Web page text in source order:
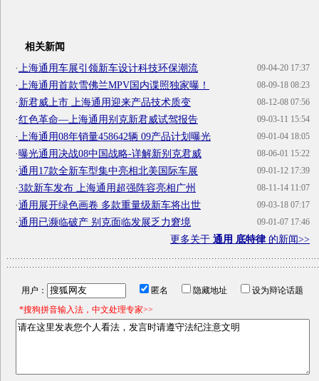
相关新闻
09-04-20 17:37
· 上海通用车展引领新车设计科技环保潮流
08-09-18 08:23
· 上海通用首款雪佛兰MPV国内谍照独家曝！
08-12-08 07:56
·新君威上市 上海通用迎来产品技术质变
09-03-11 15:54
·红色革命—上海通用别克新君威试驾报告
09-01-04 18:05
· 上海通用08年销量458642辆 09产品计划曝光
08-06-01 15:22
·曝光通用决战08中国战略-详解新别克君威
09-01-12 17:39
·通用17款全新车型集中亮相北美国际车展
08-11-14 11:07
·3款新车发布 上海通用超强阵容亮相广州
09-03-18 07:17
·通用展开绿色画卷 多款重量级新车将出世
09-01-07 17:46
·通用已濒临破产 别克面临发展乏力窘境
更多关于 通用 底特律的新闻>>
用户： 匿名 隐藏地址
设为辩论话题
*搜狗拼音输入法，中文处理专家>>